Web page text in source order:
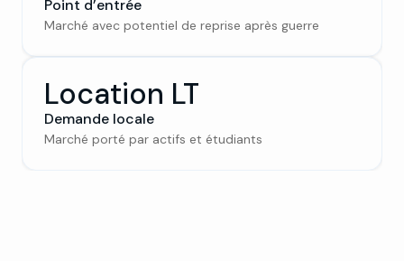
Point d’entrée
Marché avec potentiel de reprise après guerre
Location LT
Demande locale
Marché porté par actifs et étudiants